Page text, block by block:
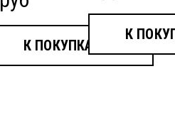
К ПОКУПКАМ
К